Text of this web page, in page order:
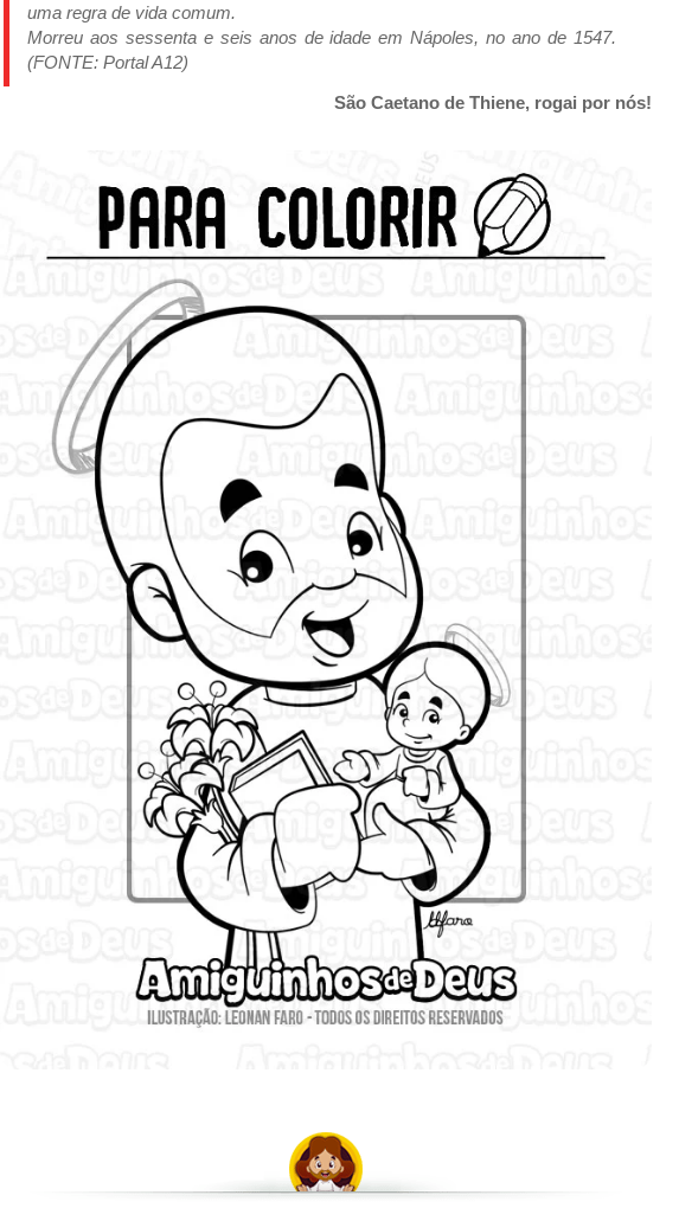
uma regra de vida comum.
Morreu aos sessenta e seis anos de idade em Nápoles, no ano de 1547.
(FONTE: Portal A12)
São Caetano de Thiene, rogai por nós!